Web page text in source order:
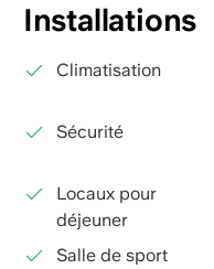
Installations
Climatisation
Sécurité
Locaux pour
déjeuner
Salle de sport